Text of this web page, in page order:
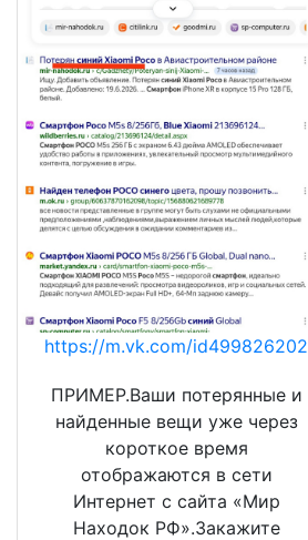
https://m.vk.com/id499826202
ПРИМЕР.Ваши потерянные и
найденные вещи уже через
короткое время
отображаются в сети
Интернет с сайта «Мир
Находок РФ».Закажите